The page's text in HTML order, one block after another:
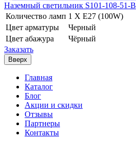
Наземный светильник S101-108-51-B
Количество ламп 1 Х E27 (100W)
Цвет арматуры
Черный
Цвет абажура
Чёрный
Заказать
Вверх
Главная
Каталог
Блог
Акции и скидки
Отзывы
Партнеры
Контакты